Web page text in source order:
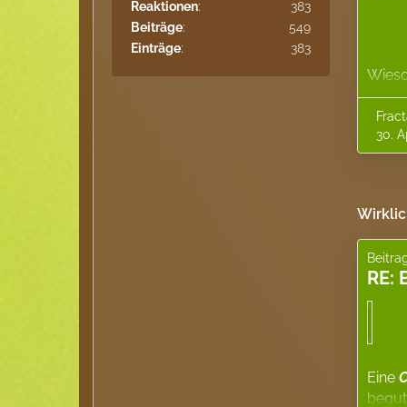
Reaktionen
383
Beiträge
549
Einträge
383
30.
RE:
Eine